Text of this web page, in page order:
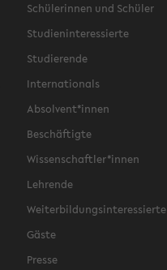
Schülerinnen und Schüler
Studieninteressierte
Studierende
Internationals
Absolvent*innen
Beschäftigte
Wissenschaftler*innen
Lehrende
Weiterbildungsinteressierte
Gäste
Presse